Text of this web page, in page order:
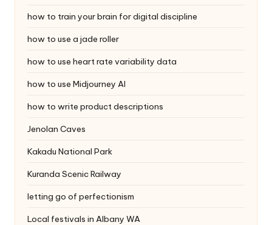
how to train your brain for digital discipline
how to use a jade roller
how to use heart rate variability data
how to use Midjourney AI
how to write product descriptions
Jenolan Caves
Kakadu National Park
Kuranda Scenic Railway
letting go of perfectionism
Local festivals in Albany WA